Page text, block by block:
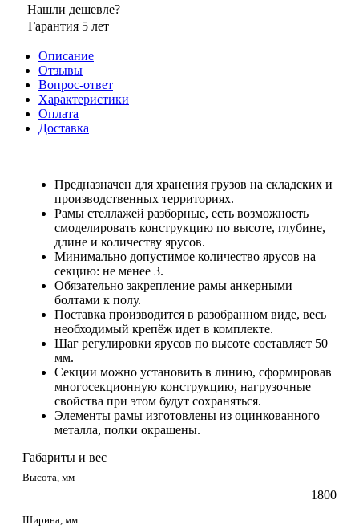
Нашли дешевле?
Гарантия 5 лет
Описание
Отзывы
Вопрос-ответ
Характеристики
Оплата
Доставка
Предназначен для хранения грузов на складских и
производственных территориях.
Рамы стеллажей разборные, есть возможность
смоделировать конструкцию по высоте, глубине,
длине и количеству ярусов.
Минимально допустимое количество ярусов на
секцию: не менее 3.
Обязательно закрепление рамы анкерными
болтами к полу.
Поставка производится в разобранном виде, весь
необходимый крепёж идет в комплекте.
Шаг регулировки ярусов по высоте составляет 50
мм.
Секции можно установить в линию, сформировав
многосекционную конструкцию, нагрузочные
свойства при этом будут сохраняться.
Элементы рамы изготовлены из оцинкованного
металла, полки окрашены.
Габариты и вес
Высота, мм
1800
Ширина, мм